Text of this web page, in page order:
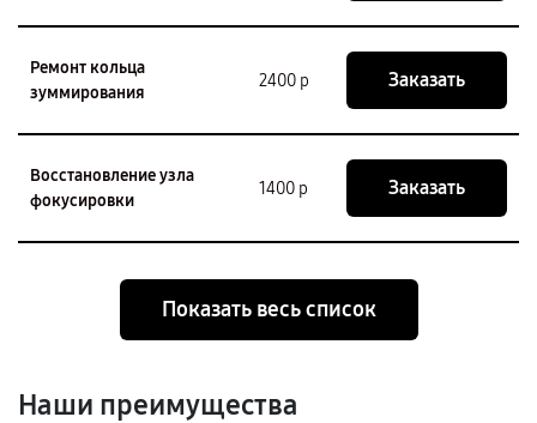
Ремонт кольца
зуммирования
2400 р Заказать
Восстановление узла
фокусировки
1400 р Заказать
Показать весь список
Наши преимущества